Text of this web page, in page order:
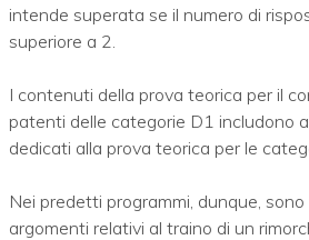
intende superata se il numero di
superiore a 2.
I contenuti della prova teorica per il
patenti delle categorie D1 includono
dedicati alla prova teorica per le
Nei predetti programmi, dunque,
argomenti relativi al traino di un